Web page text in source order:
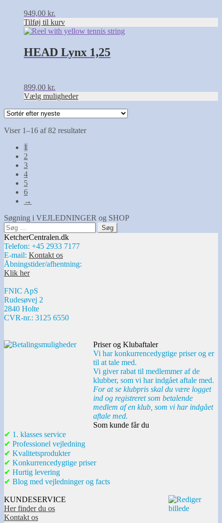
949,00 kr.
Tilføj til kurv
HEAD Lynx 1,25
899,00 kr.
Vælg muligheder
Dette
har
flere
kan
vælges
på
varesiden
Viser 1–16 af 82 resultaterSorteret
1
2
3
4
5
6
→
Søgning i VEJLEDNINGER og SHOP
Søg
efter:
KetcherCentralen.dk
Telefon: +45 2933 7177
E-mail: Kontakt os
Åbningstider/afhentning:
Klik her
FNIC ApS
Rudesøvej 2
2840 Holte
CVR-nr.: 3125 6550
Priser og Klubaftaler
Vi har konkurrencedygtige priser og er
til at tale med.
Vi giver rabat til medlemmer af de
klubber, som vi har indgået aftale med.
For at se klubpris skal du være logget
ind og registreret som betalende
medlem af en klub, som vi har indgået
aftale med.
Som kunde får du
✔ 1. klasses service
✔ Professionel vejledning
✔ Kvalitetsprodukter
✔ Konkurrencedygtige priser
✔ Hurtig levering
✔ Blog med vejledninger og facts
KUNDESERVICE
Her finder du os
Kontakt os